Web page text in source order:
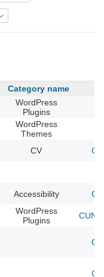
Category name
WordPress
Plugins
WordPress
Themes
CV
Accessibility
WordPress
Plugins